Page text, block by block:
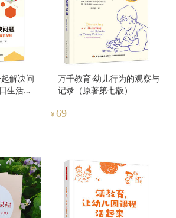
解决问
生活中
万千教育·幼儿行为的观察与
记录（原著第七版）
¥ 69